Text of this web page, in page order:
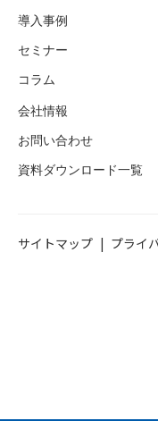
導入事例
セミナー
コラム
会社情報
お問い合わせ
資料ダウンロード一覧
サイトマップ プライ